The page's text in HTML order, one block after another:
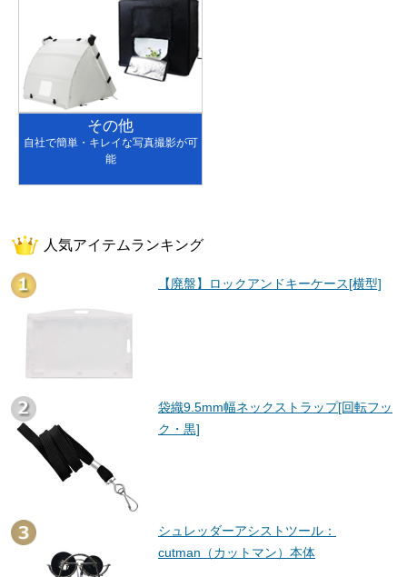
その他
自社で簡単・キレイな写真撮影が可
能
人気アイテムランキング
【廃盤】ロックアンドキーケース[横型]
袋織9.5mm幅ネックストラップ[回転フッ
ク・黒]
シュレッダーアシストツール：
cutman（カットマン）本体